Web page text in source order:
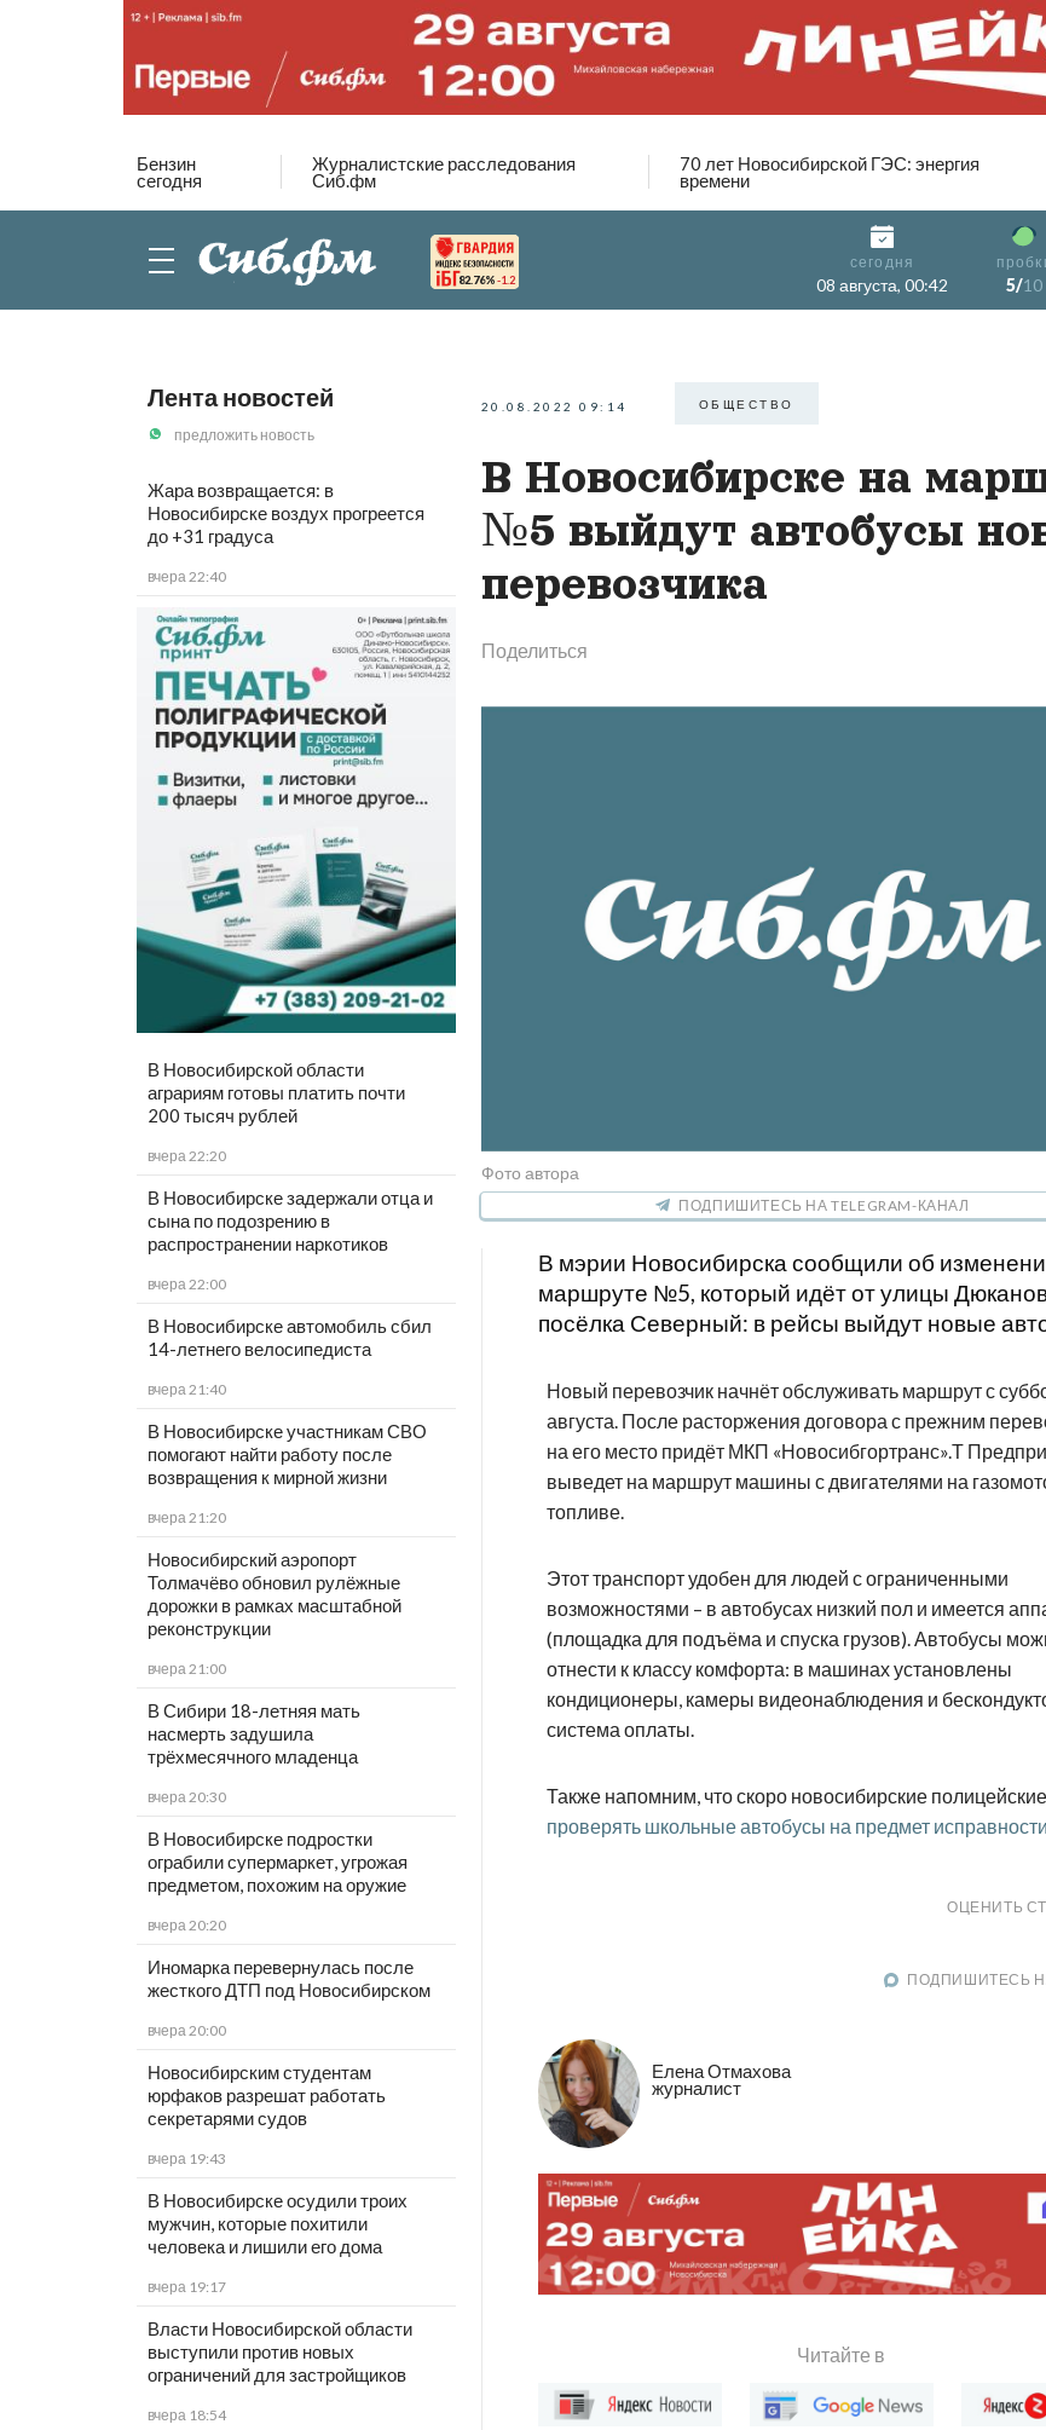
Бензин
сегодня
Журналистские расследования
Сиб.фм
70 лет Новосибирской ГЭС: энергия
времени
82.76% -1.2
сегодня
08 августа, 00:42 5/10
Лента новостей
предложить новость
Жара возвращается: в
Новосибирске воздух прогреется
до +31 градуса
вчера 22:40
В Новосибирской области
аграриям готовы платить почти
200 тысяч рублей
вчера 22:20
В Новосибирске задержали отца и
сына по подозрению в
распространении наркотиков
вчера 22:00
В Новосибирске автомобиль сбил
14-летнего велосипедиста
вчера 21:40
В Новосибирске участникам СВО
помогают найти работу после
возвращения к мирной жизни
вчера 21:20
Новосибирский аэропорт
Толмачёво обновил рулёжные
дорожки в рамках масштабной
реконструкции
вчера 21:00
В Сибири 18-летняя мать
насмерть задушила
трёхмесячного младенца
вчера 20:30
В Новосибирске подростки
ограбили супермаркет, угрожая
предметом, похожим на оружие
вчера 20:20
Иномарка перевернулась после
жесткого ДТП под Новосибирском
вчера 20:00
Новосибирским студентам
юрфаков разрешат работать
секретарями судов
вчера 19:43
В Новосибирске осудили троих
мужчин, которые похитили
человека и лишили его дома
вчера 19:17
Власти Новосибирской области
выступили против новых
ограничений для застройщиков
вчера 18:54
20.08.2022 09:14 ОБЩЕСТВО
В Новосибирске на
№5 выйдут автобусы
перевозчика
Поделиться
Фото автора
ПОДПИШИТЕСЬ НА TELEGRAM-КАНАЛ
В мэрии Новосибирска сообщили об
маршруте №5, который идёт от улицы
посёлка Северный: в рейсы выйдут новые
Новый перевозчик начнёт обслуживать маршрут с
августа. После расторжения договора с прежним
на его место придёт МКП «Новосибгортранс».Т
выведет на маршрут машины с двигателями на
топливе.
Этот транспорт удобен для людей с ограниченными
возможностями – в автобусах низкий пол и имеется
(площадка для подъёма и спуска грузов). Автобусы
отнести к классу комфорта: в машинах установлены
кондиционеры, камеры видеонаблюдения и
система оплаты.
Также напомним, что скоро новосибирские
проверять школьные автобусы на предмет
ОЦЕНИТЬ
ПОДПИШИТЕСЬ
Елена Отмахова
журналист
Читайте в